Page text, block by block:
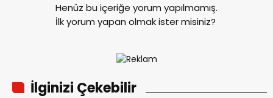
Henüz bu içeriğe yorum yapılmamış.
İlk yorum yapan olmak ister misiniz?
İlginizi Çekebilir